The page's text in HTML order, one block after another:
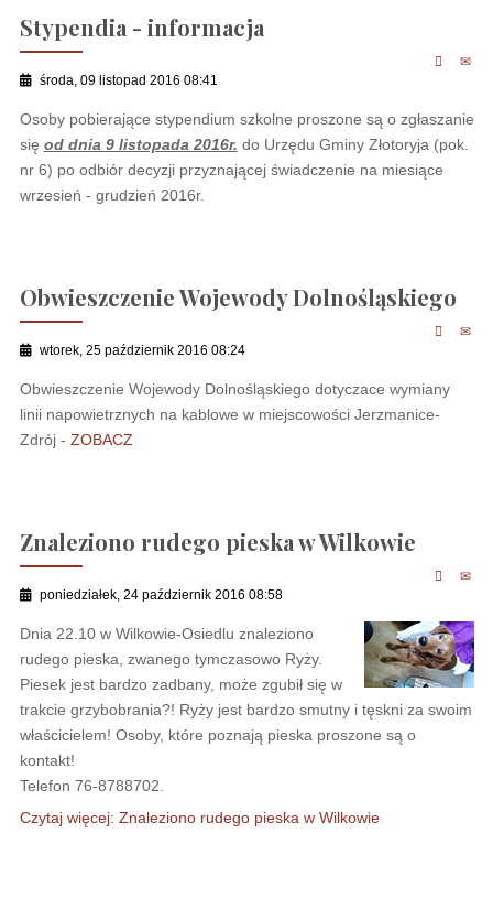
Stypendia - informacja
środa, 09 listopad 2016 08:41
Osoby pobierające stypendium szkolne proszone są o zgłaszanie
się od dnia 9 listopada 2016r. do Urzędu Gminy Złotoryja (pok.
nr 6) po odbiór decyzji przyznającej świadczenie na miesiące
wrzesień - grudzień 2016r.
Obwieszczenie Wojewody Dolnośląskiego
wtorek, 25 październik 2016 08:24
Obwieszczenie Wojewody Dolnośląskiego dotyczace wymiany
linii napowietrznych na kablowe w miejscowości Jerzmanice-
Zdrój - ZOBACZ
Znaleziono rudego pieska w Wilkowie
poniedziałek, 24 październik 2016 08:58
Dnia 22.10 w Wilkowie-Osiedlu znaleziono
rudego pieska, zwanego tymczasowo Ryży.
Piesek jest bardzo zadbany, może zgubił się w
trakcie grzybobrania?! Ryży jest bardzo smutny i tęskni za swoim
właścicielem! Osoby, które poznają pieska proszone są o
kontakt!
Telefon 76-8788702.
Czytaj więcej: Znaleziono rudego pieska w Wilkowie